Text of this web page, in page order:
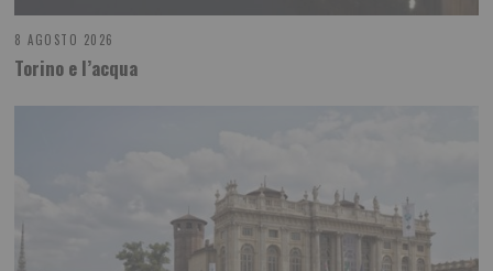
8 AGOSTO 2026
Torino e l’acqua